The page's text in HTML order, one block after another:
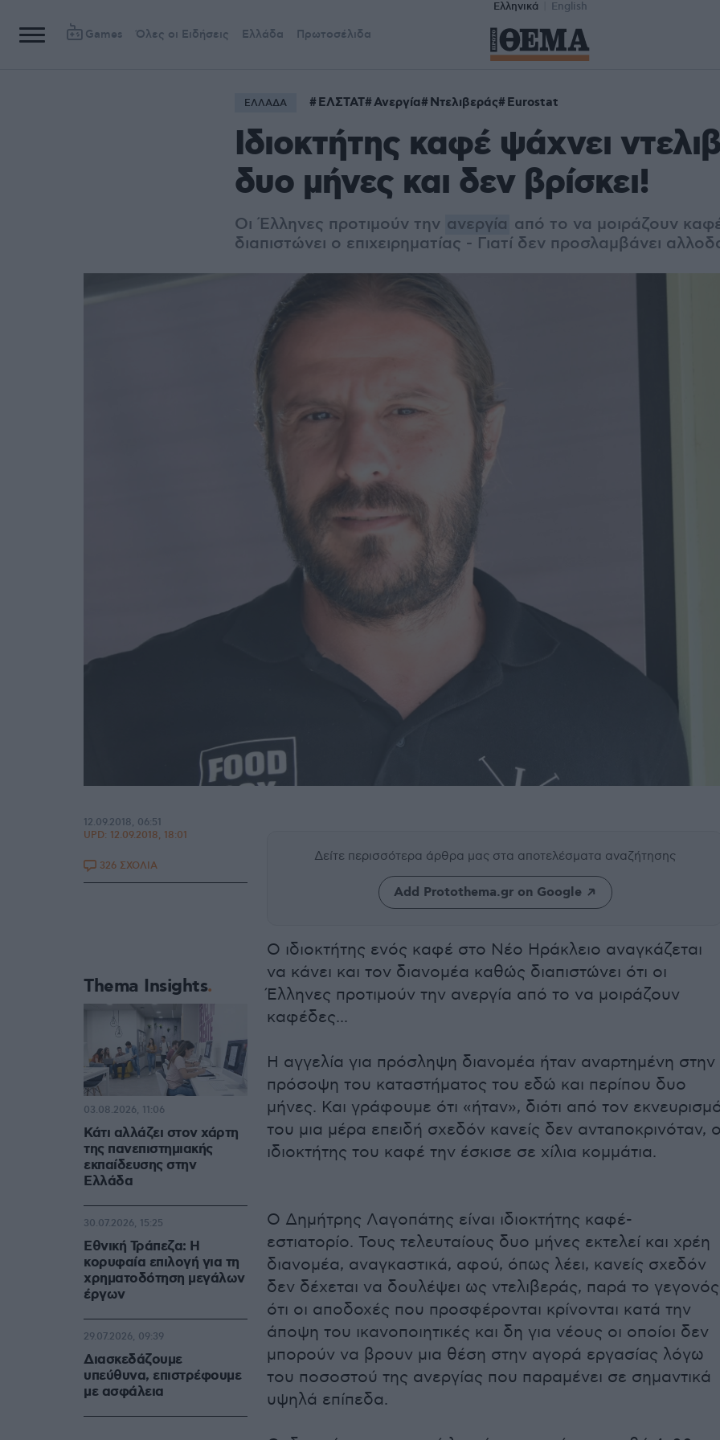
Ελληνικά English
Games Όλες οι Ειδήσεις Ελλάδα Πρωτοσέλιδα
ΕΛΛΑΔΑ ΕΛΣΤΑΤ Ανεργία Ντελιβεράς Eurostat
Ιδιοκτήτης καφέ ψάχνει
δυο μήνες και δεν βρίσκει!
Oι Έλληνες προτιμούν την ανεργία από το να μοιράζουν
διαπιστώνει ο επιχειρηματίας - Γιατί δεν προσλαμβάνει
Δείτε περισσότερα άρθρα μας στα αποτελέσματα αναζήτησης
Add Protothema.gr on Google
Ο ιδιοκτήτης ενός καφέ στο Νέο Ηράκλειο αναγκάζεται
να κάνει και τον διανομέα καθώς διαπιστώνει ότι οι
Έλληνες προτιμούν την ανεργία από το να μοιράζουν
καφέδες...
Η αγγελία για πρόσληψη διανομέα ήταν αναρτημένη στην
πρόσοψη του καταστήματος του εδώ και περίπου δυο
μήνες. Και γράφουμε ότι «ήταν», διότι από τον
του μια μέρα επειδή σχεδόν κανείς δεν ανταποκρινόταν,
ιδιοκτήτης του καφέ την έσκισε σε χίλια κομμάτια.
Ο Δημήτρης Λαγοπάτης είναι ιδιοκτήτης καφέ-
εστιατορίο. Τους τελευταίους δυο μήνες εκτελεί και χρέη
διανομέα, αναγκαστικά, αφού, όπως λέει, κανείς σχεδόν
δεν δέχεται να δουλέψει ως ντελιβεράς, παρά το γεγονός
ότι οι αποδοχές που προσφέρονται κρίνονται κατά την
άποψη του ικανοποιητικές και δη για νέους οι οποίοι δεν
μπορούν να βρουν μια θέση στην αγορά εργασίας λόγω
του ποσοστού της ανεργίας που παραμένει σε σημαντικά
υψηλά επίπεδα.
12.09.2018, 06:51
UPD: 12.09.2018, 18:01
326 ΣΧΟΛΙΑ
Thema Insights
Κάτι αλλάζει στον χάρτη
της πανεπιστημιακής
εκπαίδευσης στην
Ελλάδα
03.08.2026, 11:06
Εθνική Τράπεζα: Η
κορυφαία επιλογή για τη
χρηματοδότηση μεγάλων
έργων
30.07.2026, 15:25
Διασκεδάζουμε
υπεύθυνα, επιστρέφουμε
με ασφάλεια
29.07.2026, 09:39